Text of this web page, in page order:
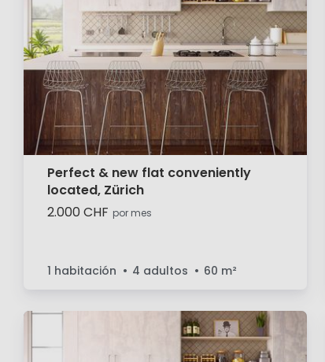
Perfect & new flat conveniently
located, Zürich
2.000 CHF por mes
1 habitación 4 adultos 60 m²